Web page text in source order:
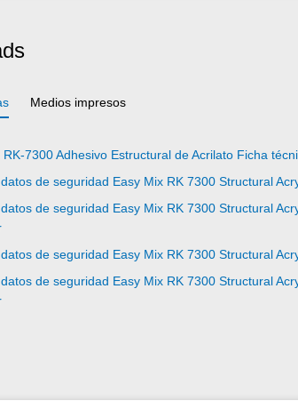
Medios impresos
RK-7300 Adhesivo Estructural de Acrilato Ficha
de seguridad Easy Mix RK 7300 Structural
de seguridad Easy Mix RK 7300 Structural
de seguridad Easy Mix RK 7300 Structural
de seguridad Easy Mix RK 7300 Structural